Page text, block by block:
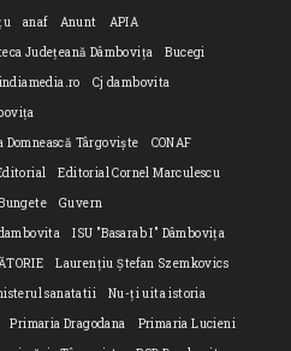
anaf Anunt
APIA
Județeană Dâmbovița
Bucegi
Cj dambovita
Târgoviște
CONAF
Editorial Cornel Marculescu
Guvern
ISU "Basarab I" Dâmbovița
Laurențiu Ștefan Szemkovics
sanatatii
Nu-ți uita istoria
Primaria Dragodana
Primaria Lucieni